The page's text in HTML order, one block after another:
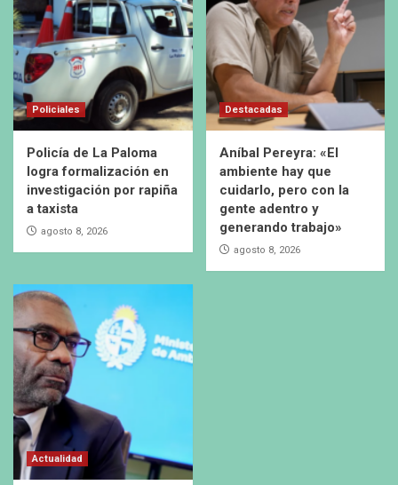
Policiales
Policía de La Paloma
logra formalización en
investigación por rapiña
a taxista
agosto 8, 2026
Destacadas
Aníbal Pereyra: «El
ambiente hay que
cuidarlo, pero con la
gente adentro y
generando trabajo»
agosto 8, 2026
Actualidad